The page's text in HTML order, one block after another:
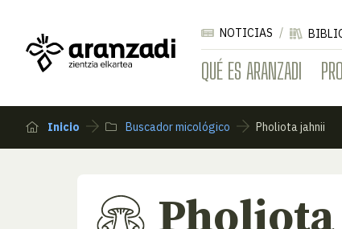
QUÉ ES ARANZADI
NOTICIAS
Inicio Buscador micológico Pholiota jahnii